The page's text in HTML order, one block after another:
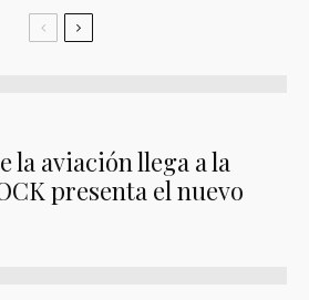
la aviación llega a la
presenta el nuevo